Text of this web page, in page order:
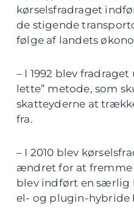
kørselsfradraget
de stigende
følge af landets
– I 1992 blev
lette” metode, som
skatteyderne at
fra.
– I 2010 blev
ændret for at fremme
blev indført en særlig
el- og plugin-hybride